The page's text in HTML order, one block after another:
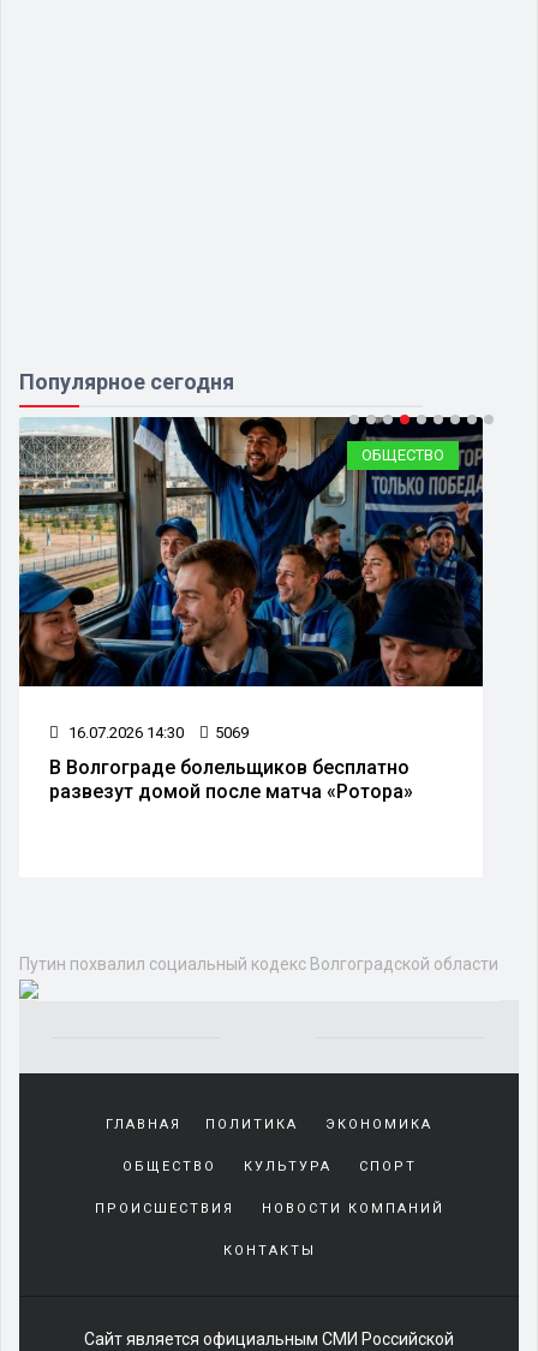
Популярное сегодня
ОБЩЕСТВО
16.07.2026 14:30 5069
В Волгограде болельщиков бесплатно
развезут домой после матча «Ротора»
Путин похвалил социальный кодекс Волгоградской области
sürekli
beraber
geçirerek
harcadığı
ГЛАВНАЯ ПОЛИТИКА ЭКОНОМИКА
ОБЩЕСТВО КУЛЬТУРА СПОРТ
ПРОИСШЕСТВИЯ НОВОСТИ КОМПАНИЙ
КОНТАКТЫ
Сайт является официальным СМИ Российской